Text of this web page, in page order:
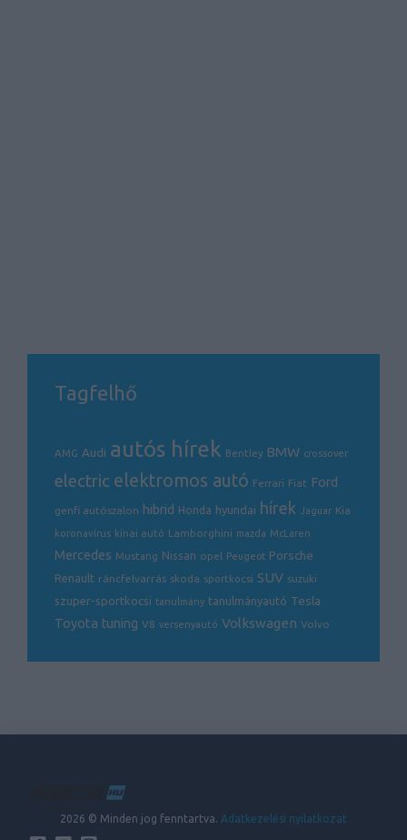
Tagfelhő
AMG Audi autós hírek Bentley BMW crossover
electric elektromos autó Ferrari Fiat Ford
genfi autószalon hibrid Honda hyundai hírek Jaguar Kia
koronavírus kínai autó Lamborghini mazda McLaren
Mercedes Mustang Nissan opel Peugeot Porsche
Renault ráncfelvarrás skoda sportkocsi SUV suzuki
szuper-sportkocsi tanulmány tanulmányautó Tesla
Toyota tuning V8 versenyautó Volkswagen Volvo
2026 © Minden jog fenntartva. Adatkezelési nyilatkozat